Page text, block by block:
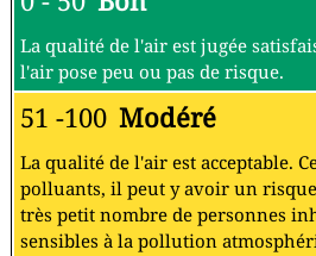
La qualité de l'air est jugée
l'air pose peu ou pas de risque.
51 -100 Modéré
La qualité de l'air est acceptable.
polluants, il peut y avoir un
très petit nombre de personnes
sensibles à la pollution